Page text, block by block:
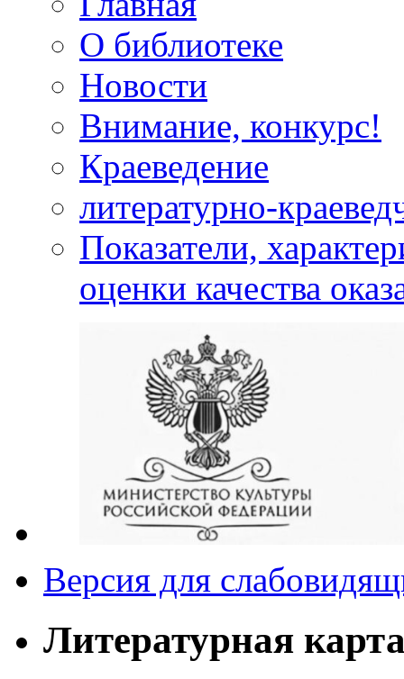
О библиотеке
Новости
Внимание, конкурс!
Краеведение
литературно-
Показатели,
оценки качества
Версия для
Литературная